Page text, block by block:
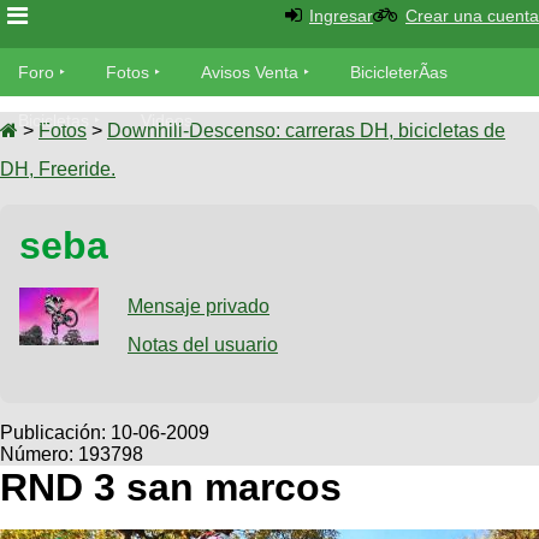
Foro
Foro
TÃ©cnica
Fotos
tu foto
Galeria
XC
Viajes
Descenso
SUBÃ
tu
Buscar
Ultimos
Fotos
BicicleterÃ­
as
Bicicletas
Tandem
Videos
Cicloturismo
Ingresar Crear una cuenta
Foro Fotos Avisos Venta BicicleterÃ­as
Bicicletas Videos
> Fotos > Downhill-Descenso: carreras DH, bicicletas de
DH, Freeride.
seba
Mensaje privado
Notas del usuario
Publicación: 10-06-2009
Número: 193798
RND 3 san marcos